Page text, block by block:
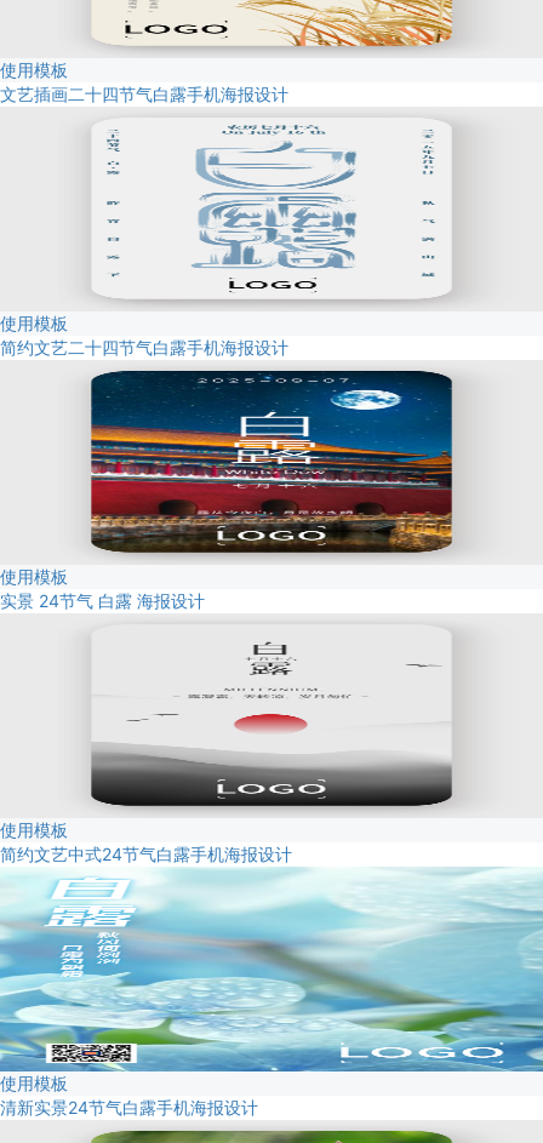
使用模板
文艺插画二十四节气白露手机海报设计
使用模板
简约文艺二十四节气白露手机海报设计
使用模板
实景 24节气 白露 海报设计
使用模板
简约文艺中式24节气白露手机海报设计
使用模板
清新实景24节气白露手机海报设计